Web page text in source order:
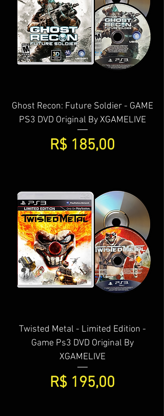
Ghost Recon: Future Soldier - GAME
PS3 DVD Original By XGAMELIVE
Preço
R$ 185,00
Twisted Metal - Limited Edition -
Game Ps3 DVD Original By
XGAMELIVE
Preço
R$ 195,00